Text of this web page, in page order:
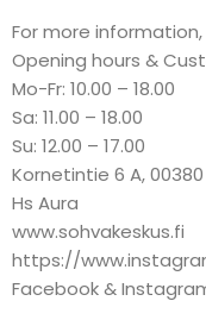
For more
Opening hours &
Mo-Fr: 10.00 – 18.00
Sa: 11.00 – 18.00
Su: 12.00 – 17.00
Kornetintie 6 A,
Hs Aura
www.sohvakeskus.fi
https://
Facebook &